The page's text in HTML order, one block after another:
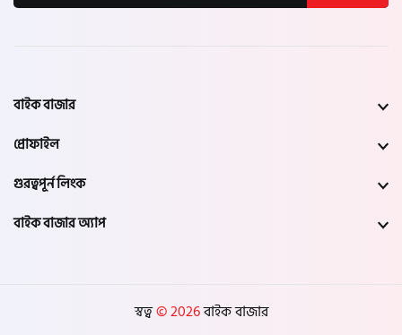
বাইক বাজার
প্রোফাইল
গুরত্বপূর্ন লিংক
বাইক বাজার অ্যাপ
স্বত্ব© 2026বাইক বাজার